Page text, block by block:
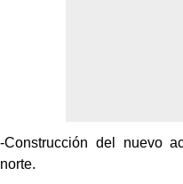
-Construcción del nuevo
norte.